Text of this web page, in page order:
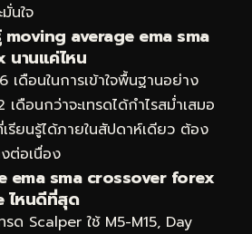
นใจ
moving average ema sma
นานแค่ไหน
เดือนในการเข้าใจพื้นฐานอย่าง
ดือนกว่าจะเทรดได้กำไรสม่ำเสมอ
เรียนรู้ได้ภายในสัปดาห์เดียว ต้อง
ต่อเนื่อง
ema sma crossover forex
ไหนดีที่สุด
ด Scalper ใช้ M5-M15, Day